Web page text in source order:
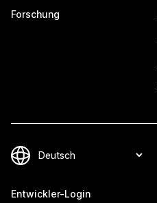
Forschung
Entwickler-Login